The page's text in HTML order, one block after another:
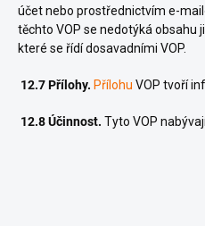
účet nebo prostřednictvím e-
těchto VOP se nedotýká obsahu
které se řídí dosavadními VOP.
12.7 Přílohy. Přílohu VOP tvoří
12.8 Účinnost. Tyto VOP